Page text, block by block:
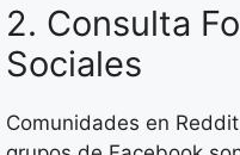
2. Consulta
Sociales
Comunidades en